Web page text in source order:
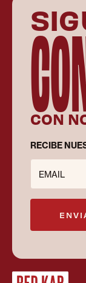
CON
RECIBE
EMAIL